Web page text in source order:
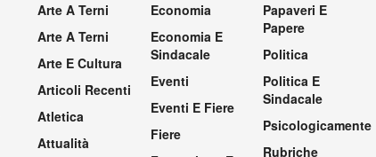
Arte A Terni
Arte A Terni
Arte E Cultura
Articoli Recenti
Atletica
Attualità
Economia
Economia E
Sindacale
Eventi
Eventi E Fiere
Fiere
Papaveri E
Papere
Politica
Politica E
Sindacale
Psicologicamente
Rubriche